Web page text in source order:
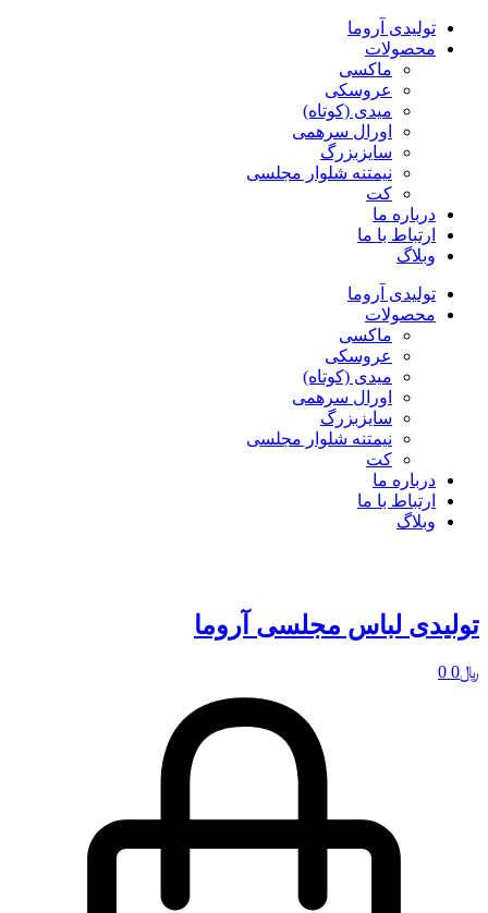
پرش
تولیدی آروما
محصولات
ماکسی
عروسکی
میدی (کوتاه)
اورال سرهمی
سایزبزرگ
نیمتنه شلوار مجلسی
کت
درباره ما
ارتباط با ما
وبلاگ
تولیدی آروما
محصولات
ماکسی
عروسکی
میدی (کوتاه)
اورال سرهمی
سایزبزرگ
نیمتنه شلوار مجلسی
کت
درباره ما
ارتباط با ما
وبلاگ
تولیدی لباس مجلسی آروما
﷼0
0